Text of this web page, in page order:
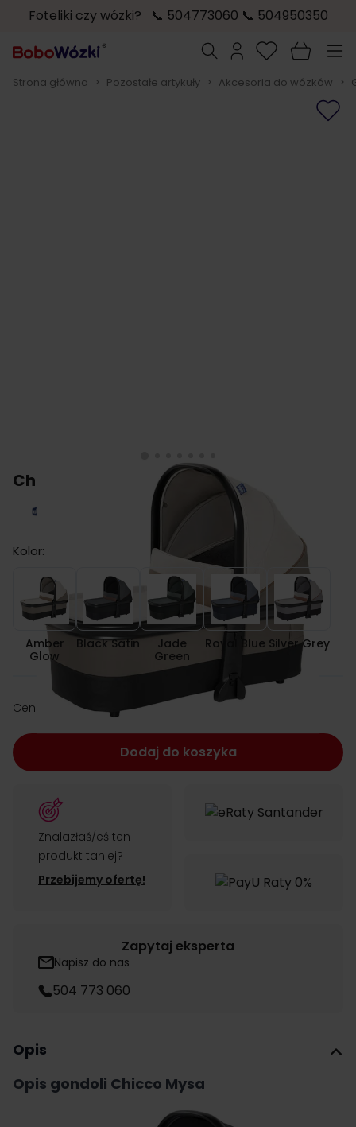
Foteliki czy wózki? 📞 504773060 📞 504950350
Szukaj
Strona główna > Pozostałe artykuły > Akcesoria do wózków >
Chicco MYSA gondola
Kolor:
Amber Glow
Amber
Glow
Black Satin
Black Satin
Jade Green
Jade
Green
Royal Blue
Royal Blue
Silver
Silver Grey
Cena: zł 1,199.00
Dodaj do koszyka
Znalazłaś/eś ten
produkt taniej?
Przebijemy ofertę!
Zapytaj eksperta
Napisz do nas
504 773 060
Opis
Opis gondoli Chicco Mysa